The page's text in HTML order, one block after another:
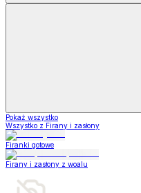
Pokaż wszystko
Wszystko z Firany i zasłony
Firanki gotowe
Firany i zasłony z woalu